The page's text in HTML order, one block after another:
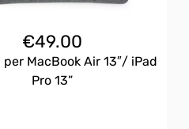
€49.00
MacBook Air 13″/ iPad
Pro 13”